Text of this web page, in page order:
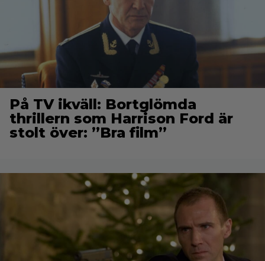
På TV ikväll: Bortglömda
thrillern som Harrison Ford är
stolt över: ”Bra film”